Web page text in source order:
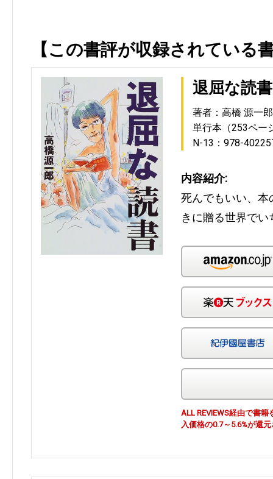
【この書評が収録されている
退屈な読書
著者：高橋 源一郎
単行本（253ペー
N-13：978-
内容紹介:
死んでもいい、
きに贈る世界で
ALL REVIEWS経由で書
入価格の0.7～5.6%が還